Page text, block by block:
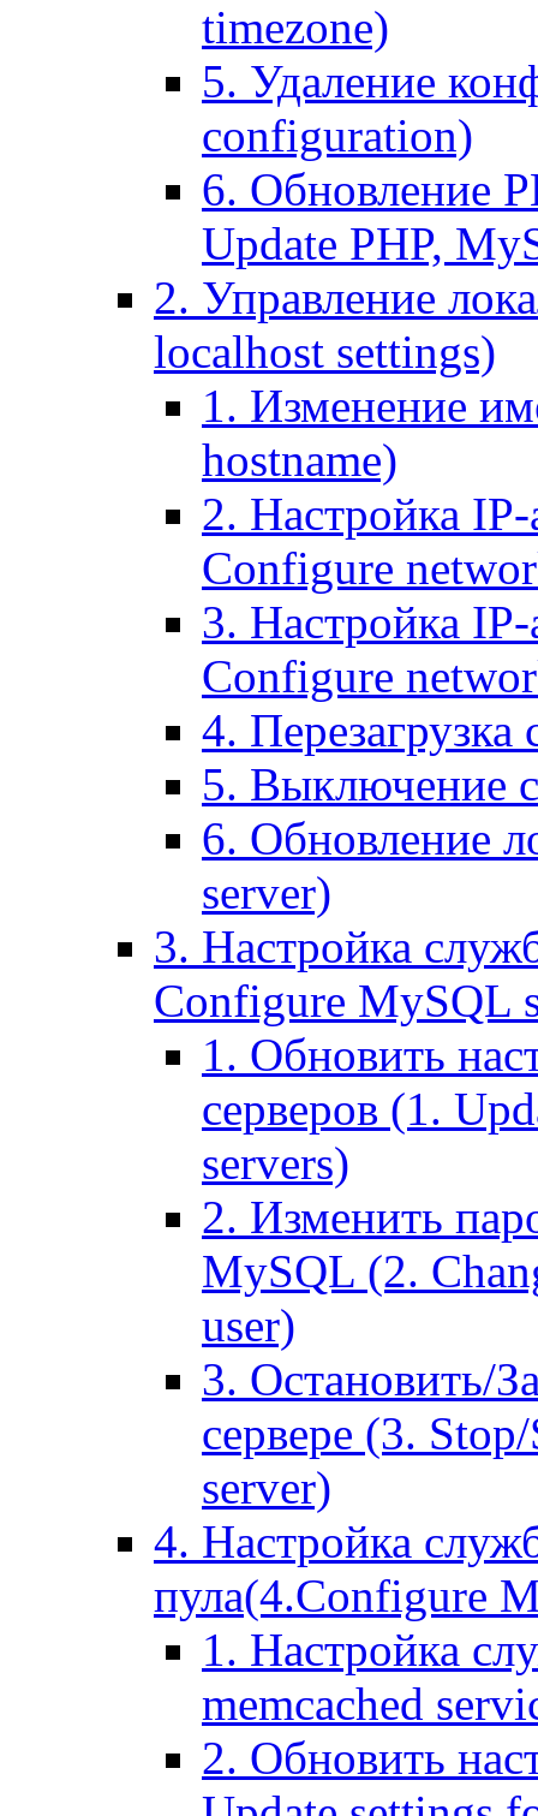
timezone)
5. Удаление
configuration)
6. Обновление
Update PHP,
2. Управление
localhost settings)
1. Изменение
hostname)
2. Настройка IP-
Configure
3. Настройка
Configure
4. Перезагрузка
5. Выключение
6. Обновление
server)
3. Настройка
Configure MySQL
1. Обновить
серверов (1.
servers)
2. Изменить
MySQL (2.
user)
3. Остановить/
сервере (3.
server)
4. Настройка
пула(4.Configure
1. Настройка
memcached
2. Обновить